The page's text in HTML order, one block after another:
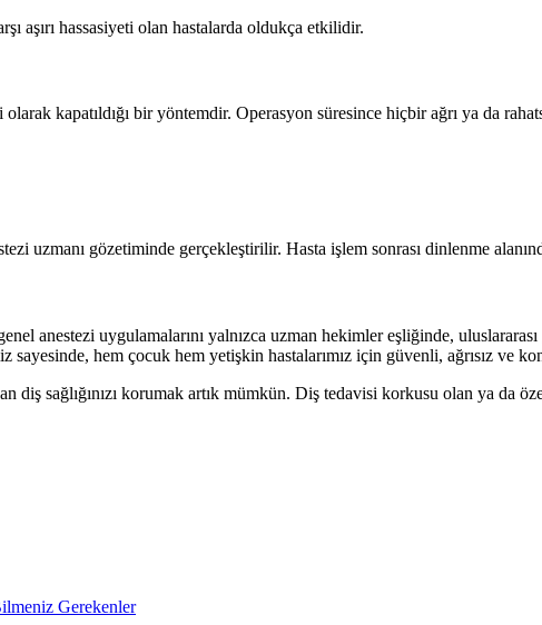
aşırı hassasiyeti olan hastalarda oldukça etkilidir.
kapatıldığı bir yöntemdir. Operasyon süresince hiçbir ağrı ya da
uzmanı gözetiminde gerçekleştirilir. Hasta işlem sonrası dinlenme
anestezi uygulamalarını yalnızca uzman hekimler eşliğinde,
sayesinde, hem çocuk hem yetişkin hastalarımız için güvenli, ağrısız ve
diş sağlığınızı korumak artık mümkün. Diş tedavisi korkusu olan ya